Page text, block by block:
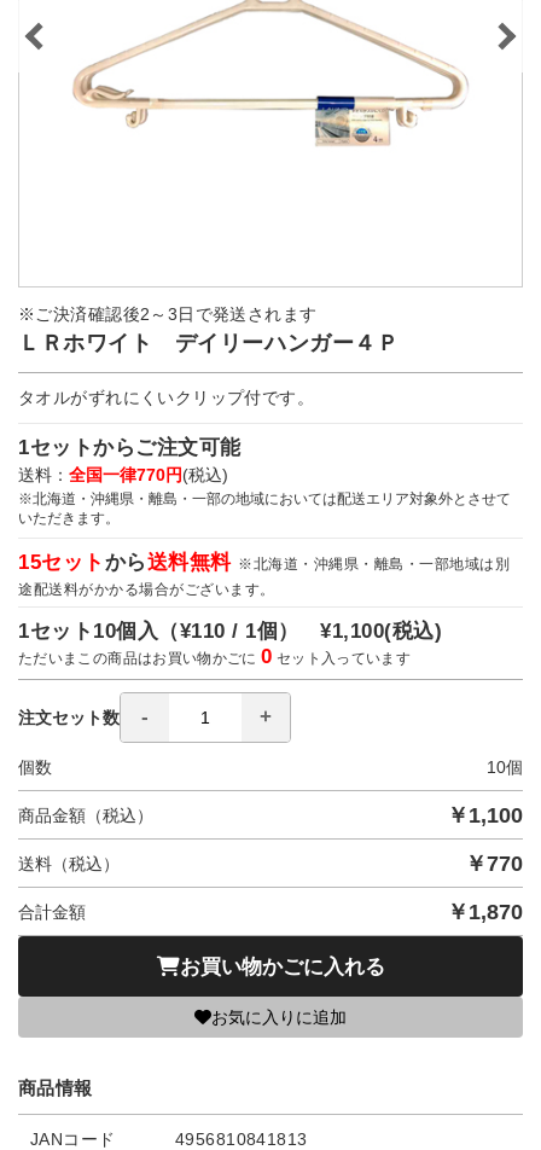
※ご決済確認後2～3日で発送されます
ＬＲホワイト デイリーハンガー４Ｐ
タオルがずれにくいクリップ付です。
1セットからご注文可能
送料： 全国一律770円(税込)
※北海道・沖縄県・離島・一部の地域においては配送エリア対象外とさせて
いただきます。
15セット から送料無料 ※北海道・沖縄県・離島・一部地域は別
途配送料がかかる場合がございます。
1セット10個入（¥110 / 1個）¥1,100(税込)
ただいまこの商品はお買い物かごに0 セット入っています
注文セット数
個数 10個
商品金額（税込） ￥ 1,100
送料（税込） ￥770
合計金額 ￥ 1,870
お買い物かごに入れる
お気に入りに追加
商品情報
JANコード 4956810841813